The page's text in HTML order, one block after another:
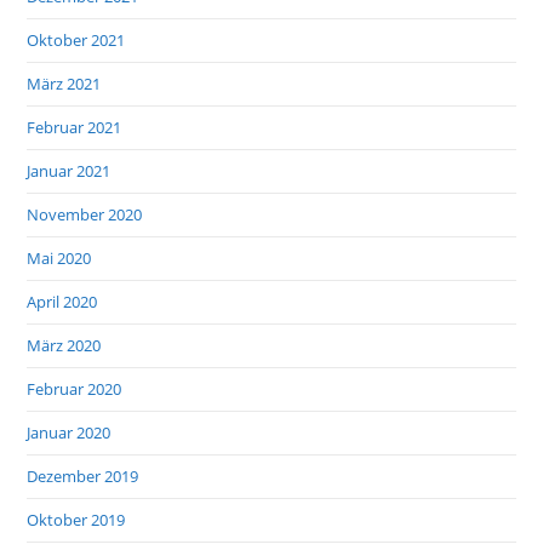
Oktober 2021
März 2021
Februar 2021
Januar 2021
November 2020
Mai 2020
April 2020
März 2020
Februar 2020
Januar 2020
Dezember 2019
Oktober 2019